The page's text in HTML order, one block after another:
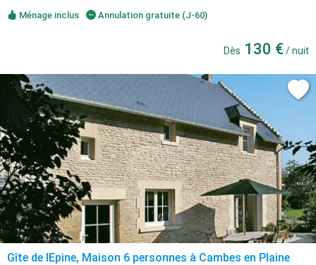
Ménage inclus Annulation gratuite (J-60)
Dès 130 € / nuit
Gîte de lEpine, Maison 6 personnes à Cambes en Plaine